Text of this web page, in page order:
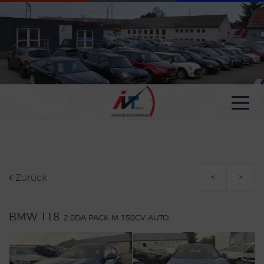
Zurück < >
BMW 118 2.0DA PACK M 150CV AUTO
Cookie-Einstellungen